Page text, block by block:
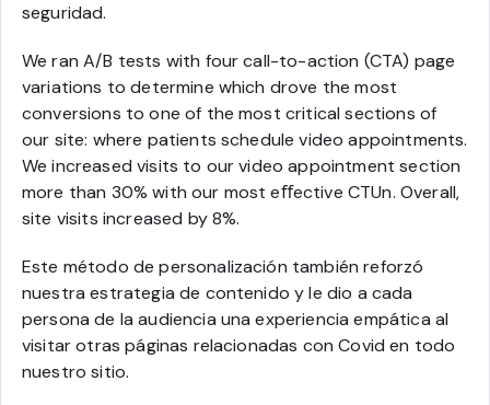
seguridad.
We ran A/B tests with four call-to-action (CTA) page
variations to determine which drove the most
conversions to one of the most critical sections of
our site: where patients schedule video appointments.
We increased visits to our video appointment section
more than 30% with our most eﬀective CTUn. Overall,
site visits increased by 8%.
Este método de personalización también reforzó
nuestra estrategia de contenido y le dio a cada
persona de la audiencia una experiencia empática al
visitar otras páginas relacionadas con Covid en todo
nuestro sitio.